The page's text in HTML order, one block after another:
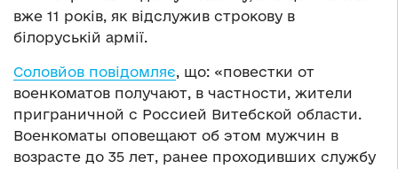
вже 11 років, як відслужив строкову в
білоруській армії.
Соловйов повідомляє, що: «повестки от
военкоматов получают, в частности, жители
приграничной с Россией Витебской области.
Военкоматы оповещают об этом мужчин в
возрасте до 35 лет, ранее проходивших службу